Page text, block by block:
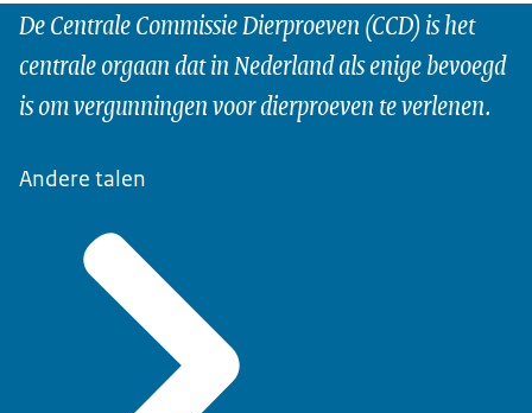
De Centrale Commissie Dierproeven (CCD) is het
centrale orgaan dat in Nederland als enige bevoegd
is om vergunningen voor dierproeven te verlenen.
Andere talen